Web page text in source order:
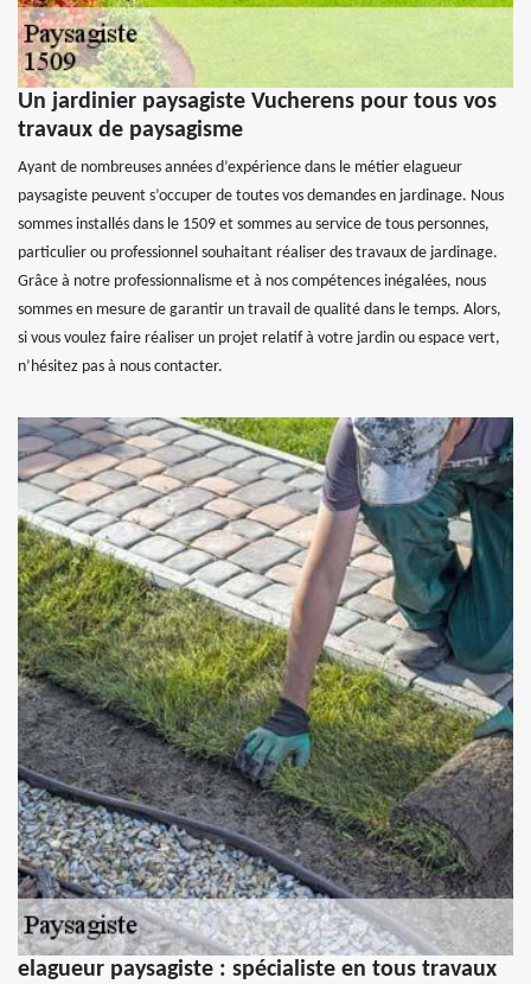
Un jardinier paysagiste Vucherens pour tous vos
travaux de paysagisme
Ayant de nombreuses années d’expérience dans le métier elagueur
paysagiste peuvent s’occuper de toutes vos demandes en jardinage. Nous
sommes installés dans le 1509 et sommes au service de tous personnes,
particulier ou professionnel souhaitant réaliser des travaux de jardinage.
Grâce à notre professionnalisme et à nos compétences inégalées, nous
sommes en mesure de garantir un travail de qualité dans le temps. Alors,
si vous voulez faire réaliser un projet relatif à votre jardin ou espace vert,
n’hésitez pas à nous contacter.
elagueur paysagiste : spécialiste en tous travaux